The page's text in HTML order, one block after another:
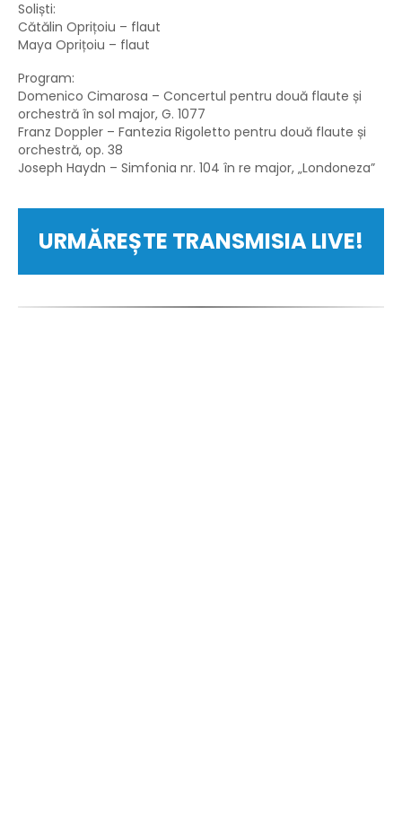
Soliști:
Cătălin Oprițoiu – flaut
Maya Oprițoiu – flaut
Program:
Domenico Cimarosa – Concertul pentru două flaute și
orchestră în sol major, G. 1077
Franz Doppler – Fantezia Rigoletto pentru două flaute și
orchestră, op. 38
Joseph Haydn – Simfonia nr. 104 în re major, „Londoneza”
URMĂREȘTE TRANSMISIA LIVE!